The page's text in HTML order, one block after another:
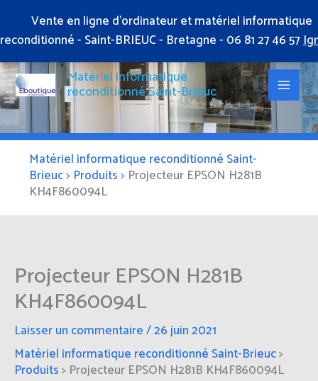
Vente en ligne d'ordinateur et matériel informatique
reconditionné - Saint-BRIEUC - Bretagne - 06 81 27 46 57
contenu
Matériel informatique
reconditionné Saint-Brieuc
Matériel informatique reconditionné Saint-
Brieuc> Produits> Projecteur EPSON H281B
KH4F860094L
Projecteur EPSON H281B
KH4F860094L
Laisser un commentaire/26 juin 2021
Matériel informatique reconditionné Saint-Brieuc>
Produits> Projecteur EPSON H281B KH4F860094L